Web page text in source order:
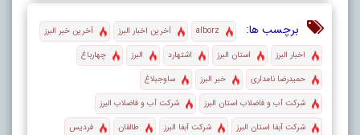
برچسب ها: alborz آخرین اخبار البرز
آخرین خبر البرز
اخبار البرز
استان البرز اشتهارد البرز
چهارباغ
حمیدرضا نامداری
خبر البرز
ساوجبلاغ
شرکت آب و فاضلاب استان البرز
شرکت آب و فاضلاب البرز
شرکت آبفا استان البرز
شرکت آبفا البرز طالقان
فردیس